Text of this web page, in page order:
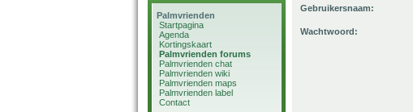
Palmvrienden
Startpagina
Agenda
Kortingskaart
Palmvrienden forums
Palmvrienden chat
Palmvrienden wiki
Palmvrienden maps
Palmvrienden label
Contact
Gebruikersnaam:
Wachtwoord: